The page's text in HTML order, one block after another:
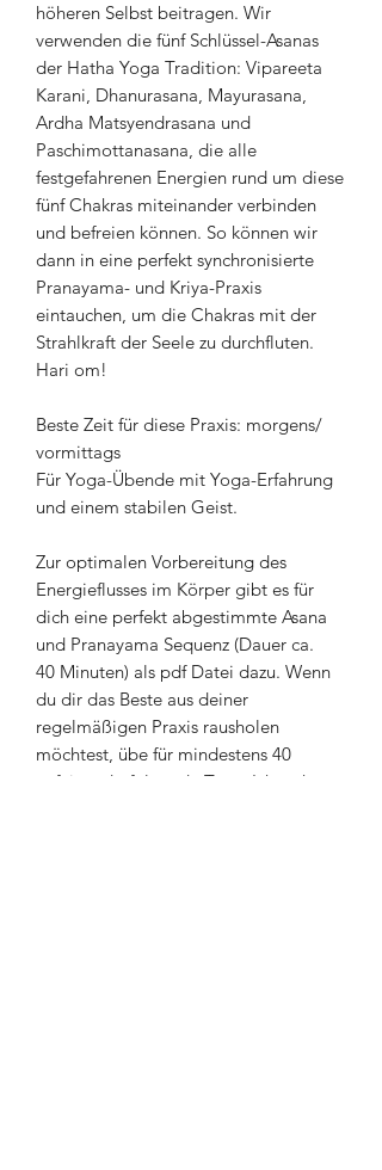
höheren Selbst beitragen. Wir
verwenden die fünf Schlüssel-Asanas
der Hatha Yoga Tradition: Vipareeta
Karani, Dhanurasana, Mayurasana,
Ardha Matsyendrasana und
Paschimottanasana, die alle
festgefahrenen Energien rund um diese
fünf Chakras miteinander verbinden
und befreien können. So können wir
dann in eine perfekt synchronisierte
Pranayama- und Kriya-Praxis
eintauchen, um die Chakras mit der
Strahlkraft der Seele zu durchfluten.
Hari om!
Beste Zeit für diese Praxis: morgens/
vormittags
Für Yoga-Übende mit Yoga-Erfahrung
und einem stabilen Geist.
Zur optimalen Vorbereitung des
Energieflusses im Körper gibt es für
dich eine perfekt abgestimmte Asana
und Pranayama Sequenz (Dauer ca.
40 Minuten) als pdf Datei dazu. Wenn
du dir das Beste aus deiner
regelmäßigen Praxis rausholen
möchtest, übe für mindestens 40
aufeinanderfolgende Tage. Ich stehe